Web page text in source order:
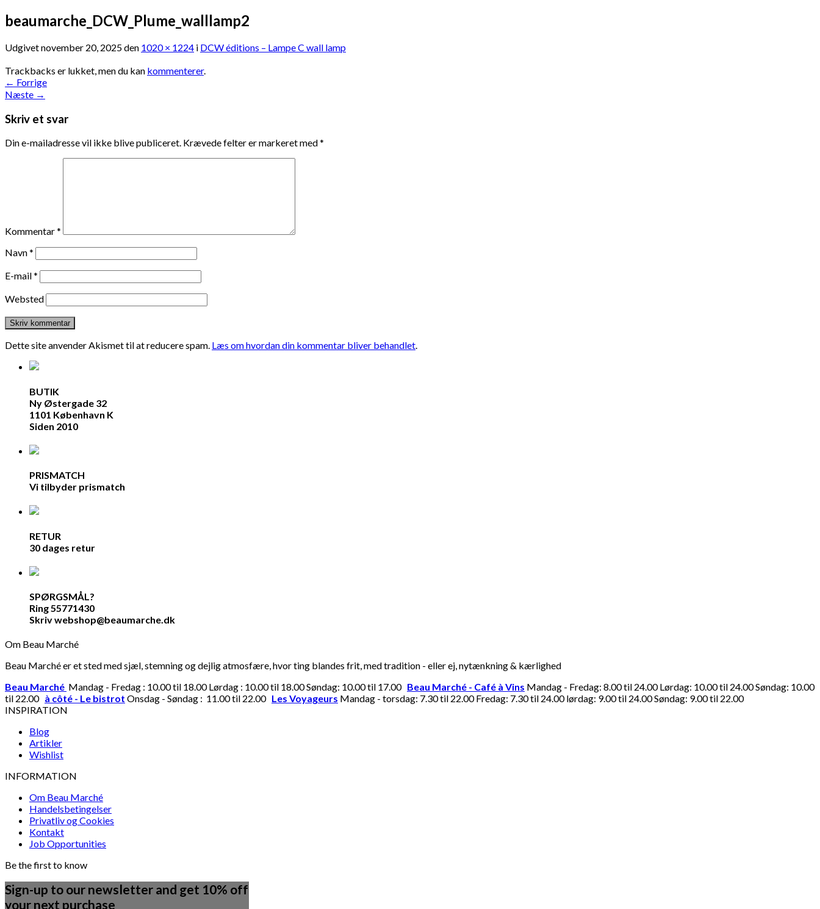
beaumarche_DCW_Plume_walllamp2
Udgivetnovember 20, 2025den 1020 × 1224 i DCW éditions – Lampe C wall lamp
Trackbacks er lukket, men du kan kommenterer.
← Forrige
Næste →
Skriv et svar
Din e-mailadresse vil ikke blive publiceret. Krævede felter er markeret med*
Kommentar*
Navn*
E-mail*
Websted
Dette site anvender Akismet til at reducere spam. Læs om hvordan din kommentar bliver behandlet.
BUTIK
Ny Østergade 32
1101 København K
Siden 2010
PRISMATCH
Vi tilbyder prismatch
RETUR
30 dages retur
SPØRGSMÅL?
Ring 55771430
Skriv webshop@beaumarche.dk
Om Beau Marché
Beau Marché er et sted med sjæl, stemning og dejlig atmosfære, hvor ting blandes frit, med tradition - eller ej, nytænkning & kærlighed
Beau Marché Mandag - Fredag : 10.00 til 18.00 Lørdag : 10.00 til 18.00 Søndag: 10.00 til 17.00 Beau Marché - Café à Vins Mandag - Fredag: 8.00 til 24.00 Lørdag: 10.00 til 24.00 Søndag: 10.00
til 22.00 à côté - Le bistrot Onsdag - Søndag : 11.00 til 22.00 Les Voyageurs Mandag - torsdag: 7.30 til 22.00 Fredag: 7.30 til 24.00 lørdag: 9.00 til 24.00 Søndag: 9.00 til 22.00
INSPIRATION
Blog
Artikler
Wishlist
INFORMATION
Om Beau Marché
Handelsbetingelser
Privatliv og Cookies
Kontakt
Job Opportunities
Be the first to know
Sign-up to our newsletter and get 10% off
your next purchase